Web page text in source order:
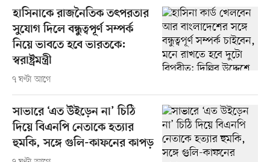
হাসিনাকে রাজনৈতিক তৎপরতার
সুযোগ দিলে বন্ধুত্বপূর্ণ সম্পর্ক
নিয়ে ভাবতে হবে ভারতকে:
স্বরাষ্ট্রমন্ত্রী
৭ ঘণ্টা আগে
সাভারে ‘এত উইড়েন না’ চিঠি
দিয়ে বিএনপি নেতাকে হত্যার
হুমকি, সঙ্গে গুলি-কাফনের কাপড়